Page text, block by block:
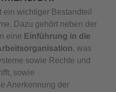
ein wichtiger Bestandteil
Dazu gehört neben der
eine Einführung in die
, was
sowie Rechte und
sowie
Anerkennung der